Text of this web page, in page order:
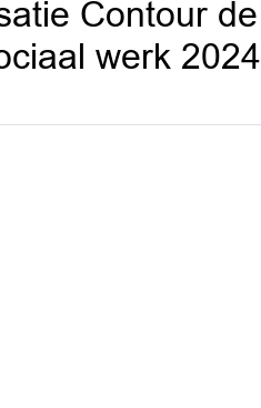
Contour de
werk 2024